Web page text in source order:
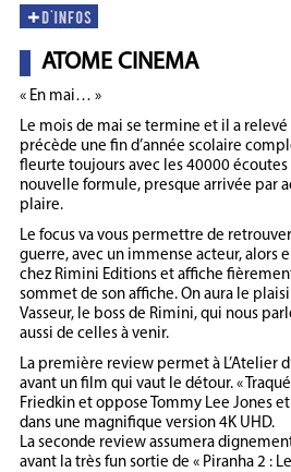
ATOME CINEMA
« En mai… »
Le mois de mai se termine et il a relevé
précède une fin d’année scolaire
fleurte toujours avec les 40000
nouvelle formule, presque arrivée par
plaire.
Le focus va vous permettre de
guerre, avec un immense acteur, alors
chez Rimini Editions et affiche
sommet de son affiche. On aura le
Vasseur, le boss de Rimini, qui nous
aussi de celles à venir.
La première review permet à L’Atelier
avant un film qui vaut le détour. «
Friedkin et oppose Tommy Lee Jones
dans une magnifique version 4K UHD.
La seconde review assumera
avant la très fun sortie de « Piranha 2 :